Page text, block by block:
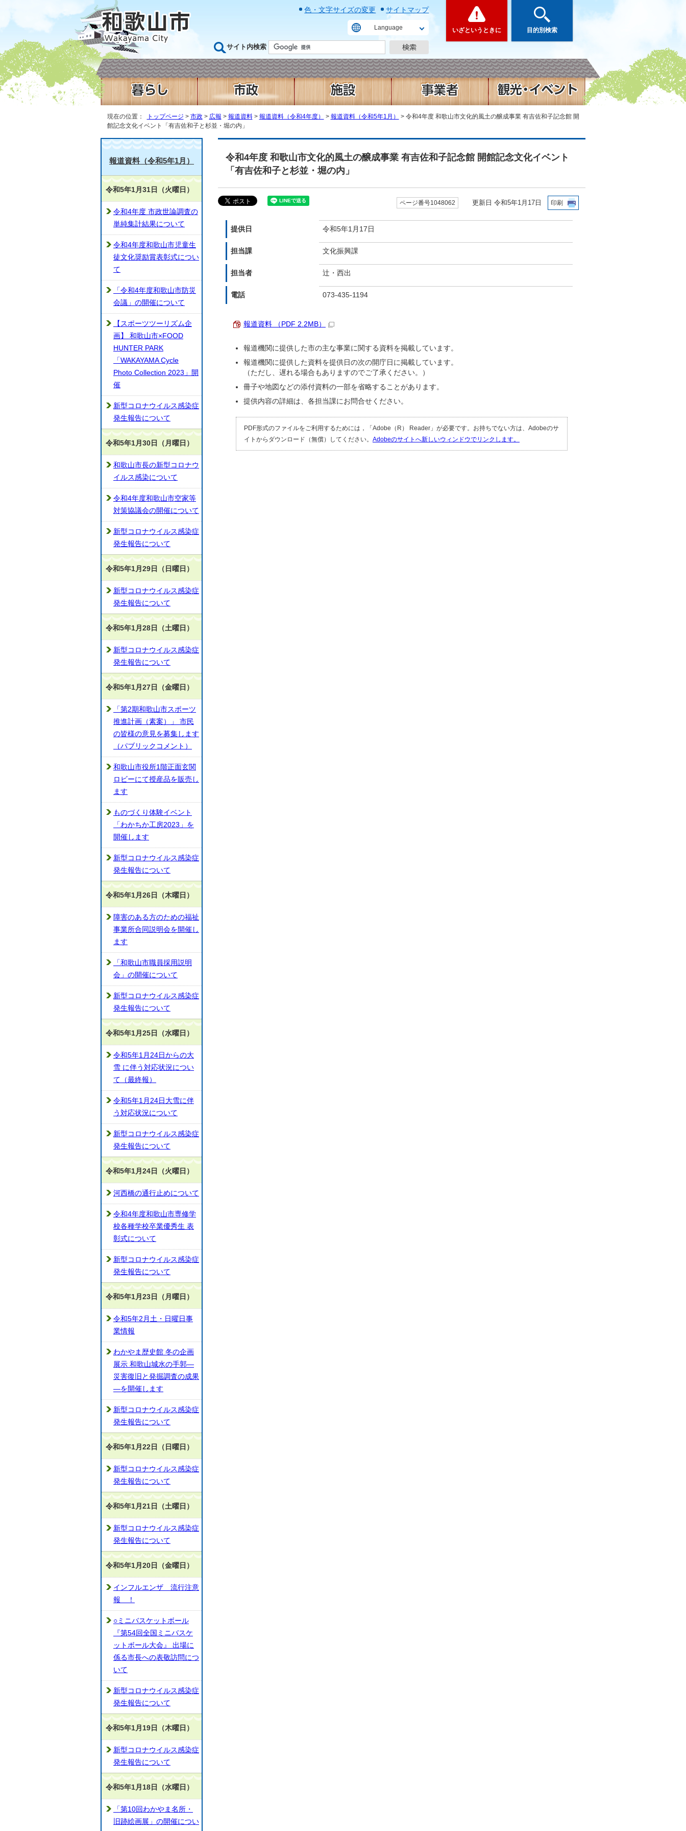
色・文字サイズの変更 サイトマップ
Language
サイト内検索
いざというときに 目的別検索
現在の位置： トップページ > 市政> 広報 > 報道資料> 報道資料（令和4年度） > 報道資料（令和5年1月）
> 令和4年度 和歌山市文化的風土の醸成事業 有吉佐和子記念館 開
館記念文化イベント「有吉佐和子と杉並・堀の内」
令和4年度 和歌山市文化的風土の醸成事業 有吉佐和子記念館 開館記念文化イベント
「有吉佐和子と杉並・堀の内」
ページ番号1048062 更新日 令和5年1月17日 印刷
提供日 令和5年1月17日
担当課 文化振興課
担当者 辻・西出
電話 073-435-1194
報道資料 （PDF 2.2MB）
報道機関に提供した市の主な事業に関する資料を掲載しています。
報道機関に提供した資料を提供日の次の開庁日に掲載しています。
（ただし、遅れる場合もありますのでご了承ください。）
冊子や地図などの添付資料の一部を省略することがあります。
提供内容の詳細は、各担当課にお問合せください。
PDF形式のファイルをご利用するためには，「Adobe（R） Reader」が必要です。お持ちでない方は、Adobeのサ
イトからダウンロード（無償）してください。 Adobeのサイトへ新しいウィンドウでリンクします。
報道資料（令和5年1月）
令和5年1月31日（火曜日）
令和4年度 市政世論調査の
単純集計結果について
令和4年度和歌山市児童生
徒文化奨励賞表彰式につい
て
「令和4年度和歌山市防災
会議」の開催について
【スポーツツーリズム企
画】 和歌山市×FOOD
HUNTER PARK
「WAKAYAMA Cycle
Photo Collection 2023」開
催
新型コロナウイルス感染症
発生報告について
令和5年1月30日（月曜日）
和歌山市長の新型コロナウ
イルス感染について
令和4年度和歌山市空家等
対策協議会の開催について
新型コロナウイルス感染症
発生報告について
令和5年1月29日（日曜日）
新型コロナウイルス感染症
発生報告について
令和5年1月28日（土曜日）
新型コロナウイルス感染症
発生報告について
令和5年1月27日（金曜日）
「第2期和歌山市スポーツ
推進計画（素案）」 市民
の皆様の意見を募集します
（パブリックコメント）
和歌山市役所1階正面玄関
ロビーにて授産品を販売し
ます
ものづくり体験イベント
「わかちか工房2023」を
開催します
新型コロナウイルス感染症
発生報告について
令和5年1月26日（木曜日）
障害のある方のための福祉
事業所合同説明会を開催し
ます
「和歌山市職員採用説明
会」の開催について
新型コロナウイルス感染症
発生報告について
令和5年1月25日（水曜日）
令和5年1月24日からの大
雪 に伴う対応状況につい
て（最終報）
令和5年1月24日大雪に伴
う対応状況について
新型コロナウイルス感染症
発生報告について
令和5年1月24日（火曜日）
河西橋の通行止めについて
令和4年度和歌山市専修学
校各種学校卒業優秀生 表
彰式について
新型コロナウイルス感染症
発生報告について
令和5年1月23日（月曜日）
令和5年2月土・日曜日事
業情報
わかやま歴史館 冬の企画
展示 和歌山城水の手郭―
災害復旧と発掘調査の成果
―を開催します
新型コロナウイルス感染症
発生報告について
令和5年1月22日（日曜日）
新型コロナウイルス感染症
発生報告について
令和5年1月21日（土曜日）
新型コロナウイルス感染症
発生報告について
令和5年1月20日（金曜日）
インフルエンザ 流行注意
報 ！
○ミニバスケットボール
『第54回全国ミニバスケ
ットボール大会』 出場に
係る市長への表敬訪問につ
いて
新型コロナウイルス感染症
発生報告について
令和5年1月19日（木曜日）
新型コロナウイルス感染症
発生報告について
令和5年1月18日（水曜日）
「第10回わかやま名所・
旧跡絵画展」の開催につい